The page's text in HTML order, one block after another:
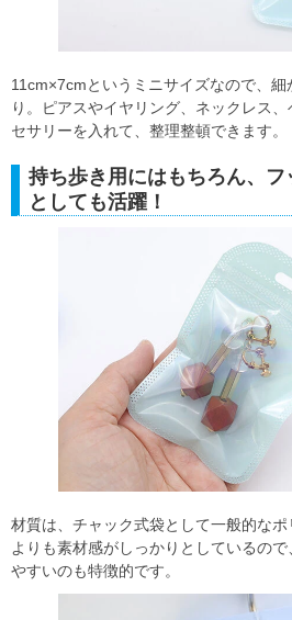
11cm×7cmというミニサイズなので、細
り。ピアスやイヤリング、ネックレス
セサリーを入れて、整理整頓できます。
持ち歩き用にはもちろん、フ
としても活躍！
材質は、チャック式袋として一般的な
よりも素材感がしっかりとしているの
やすいのも特徴的です。